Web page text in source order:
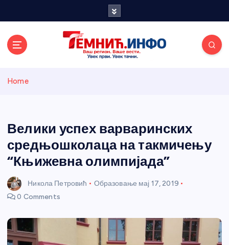
и портал
Home
Велики успех варваринских
средњошколаца на такмичењу
“Књижевна олимпијада”
Никола Петровић Образовање мај 17, 2019
0 Comments